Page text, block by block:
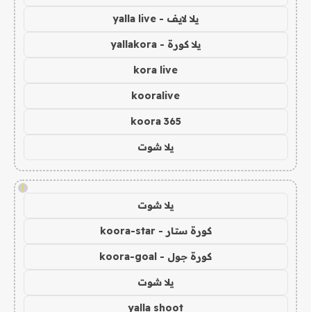
يلا لايف - yalla live
يلا كورة - yallakora
kora live
kooralive
koora 365
يلا شوت
!
يلا شوت
كورة ستار - koora-star
كورة جول - koora-goal
يلا شوت
yalla shoot